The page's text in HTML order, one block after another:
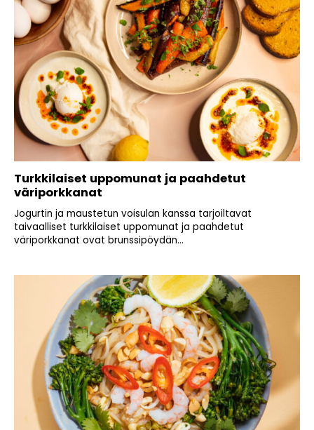
Turkkilaiset uppomunat ja paahdetut
väriporkkanat
Jogurtin ja maustetun voisulan kanssa tarjoiltavat
taivaalliset turkkilaiset uppomunat ja paahdetut
väriporkkanat ovat brunssipöydän...